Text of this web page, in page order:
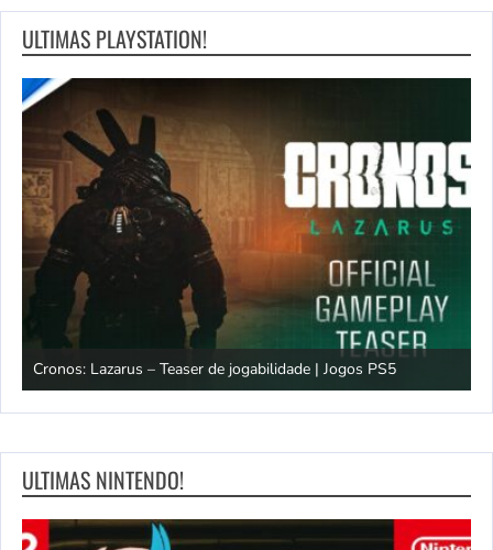
ULTIMAS PLAYSTATION!
Lazarus – Teaser de jogabilidade | Jogos PS5
ULTIMAS NINTENDO!